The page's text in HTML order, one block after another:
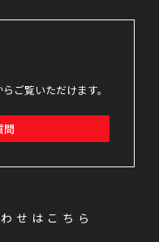
ご覧いただけます。
問
せはこちら